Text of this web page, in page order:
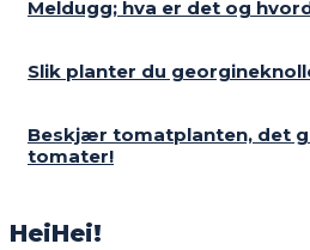
Meldugg; hva er det og
Slik planter du
Beskjær tomatplanten, det
tomater!
HeiHei!